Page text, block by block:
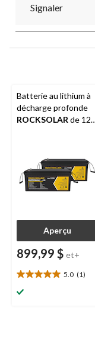
Signaler
Batterie au lithium à
décharge profonde
ROCKSOLAR de 12
Aperçu
899,99 $ et+
5.0 (1)
5.0
étoile(s)